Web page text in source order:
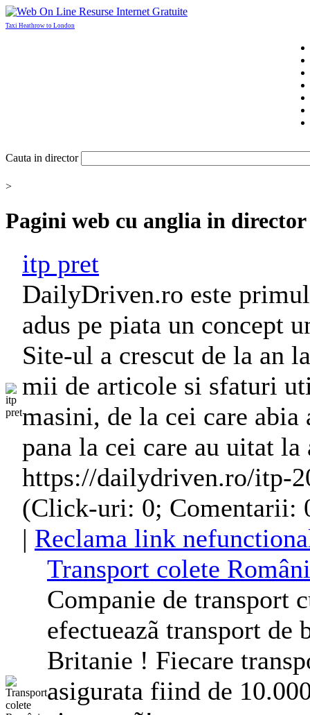
Taxi Heathrow to London
Cauta in director
>
Pagini web cu anglia in director
itp pret
DailyDriven.ro este
adus pe piata un concept
Site-ul a crescut de la an
mii de articole si sfaturi
masini, de la cei care
pana la cei care au uitat la
https://dailydriven.ro/itp-
(Click-uri: 0; Comentarii:
| Reclama link
Transport colete
Companie de transport
efectueazã transport
Britanie ! Fiecare
asigurata fiind de